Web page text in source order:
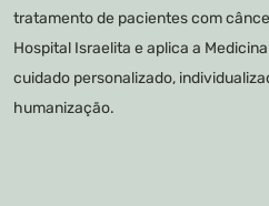
tratamento de pacientes com
Hospital Israelita e aplica a
cuidado personalizado,
humanização.